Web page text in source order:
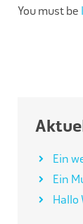
You must be
Ein
Ein
Hallo